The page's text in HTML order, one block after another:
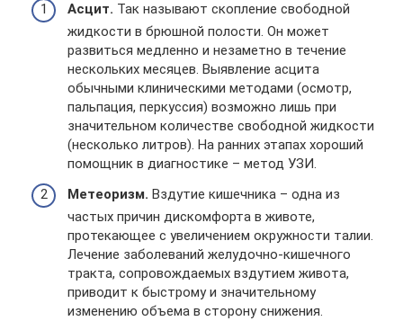
Асцит. Так называют скопление свободной
жидкости в брюшной полости. Он может
развиться медленно и незаметно в течение
нескольких месяцев. Выявление асцита
обычными клиническими методами (осмотр,
пальпация, перкуссия) возможно лишь при
значительном количестве свободной жидкости
(несколько литров). На ранних этапах хороший
помощник в диагностике – метод УЗИ.
Метеоризм. Вздутие кишечника – одна из
частых причин дискомфорта в животе,
протекающее с увеличением окружности талии.
Лечение заболеваний желудочно-кишечного
тракта, сопровождаемых вздутием живота,
приводит к быстрому и значительному
изменению объема в сторону снижения.